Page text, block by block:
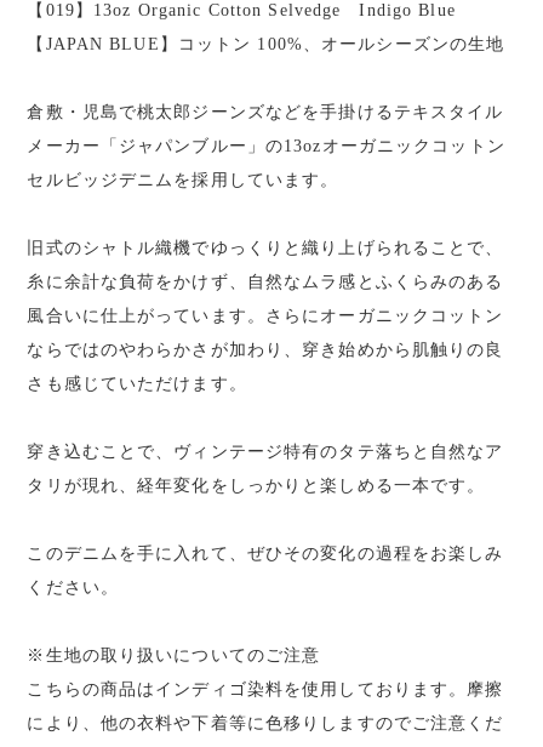
【019】13oz Organic Cotton Selvedge Indigo Blue
【JAPAN BLUE】コットン 100%、オールシーズンの生地
倉敷・児島で桃太郎ジーンズなどを手掛けるテキスタイル
メーカー「ジャパンブルー」の13ozオーガニックコットン
セルビッジデニムを採用しています。
旧式のシャトル織機でゆっくりと織り上げられることで、
糸に余計な負荷をかけず、自然なムラ感とふくらみのある
風合いに仕上がっています。さらにオーガニックコットン
ならではのやわらかさが加わり、穿き始めから肌触りの良
さも感じていただけます。
穿き込むことで、ヴィンテージ特有のタテ落ちと自然なア
タリが現れ、経年変化をしっかりと楽しめる一本です。
このデニムを手に入れて、ぜひその変化の過程をお楽しみ
ください。
※生地の取り扱いについてのご注意
こちらの商品はインディゴ染料を使用しております。摩擦
により、他の衣料や下着等に色移りしますのでご注意くだ